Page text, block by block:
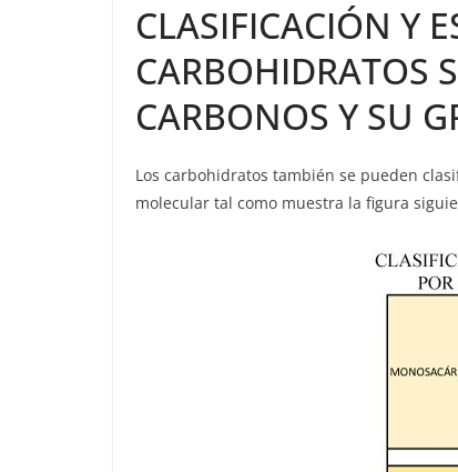
CLASIFICACIÓN Y
CARBOHIDRATOS
CARBONOS Y SU
Los carbohidratos también se pueden
molecular tal como muestra la figura